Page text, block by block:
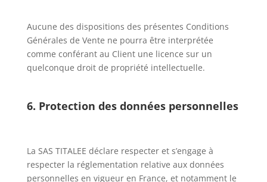
Aucune des dispositions des présentes Conditions
Générales de Vente ne pourra être interprétée
comme conférant au Client une licence sur un
quelconque droit de propriété intellectuelle.
6. Protection des données personnelles
La SAS TITALEE déclare respecter et s’engage à
respecter la réglementation relative aux données
personnelles en vigueur en France, et notamment le